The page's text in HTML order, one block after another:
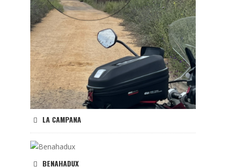
LA CAMPANA
BENAHADUX